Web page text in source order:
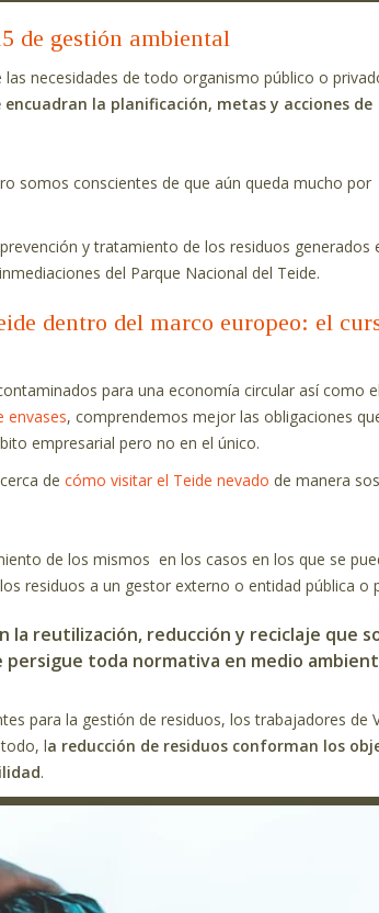
de gestión ambiental
las necesidades de todo organismo público o
la planificación, metas y acciones de
somos conscientes de que aún queda mucho por
y tratamiento de los residuos generados
del Parque Nacional del Teide.
dentro del marco europeo: el
para una economía circular así como el
envases, comprendemos mejor las obligaciones
empresarial pero no en el único.
decómo visitar el Teide nevado de manera
de los mismos en los casos en los que se
residuos a un gestor externo o entidad pública o
reutilización, reducción y reciclaje que
toda normativa en medio
para la gestión de residuos, los trabajadores de
la reducción de residuos conforman los
.